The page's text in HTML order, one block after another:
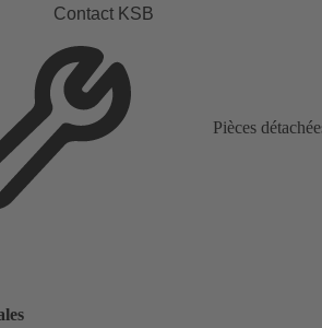
Contact KSB
Pièces